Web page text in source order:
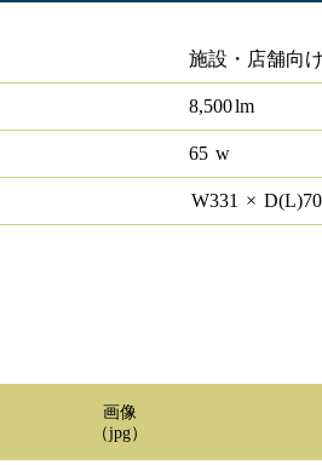
施設・店舗向
8,500lm
65 w
W331 × D(L)
画像
（jpg）